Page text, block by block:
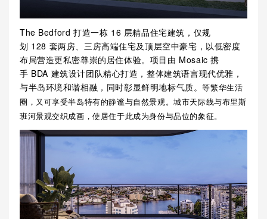
The Bedford打造一栋 16 层精品住宅建筑，仅规
划 128 套两房、三房高端住宅及顶层空中豪宅，以低密度
布局营造更私密尊崇的居住体验。项目由 Mosaic携
手 BDA 建筑设计团队精心打造，整体建筑语言现代优雅，
与半岛环境和谐相融，同时彰显鲜明地标气质。等繁华生活
圈，又可享受半岛特有的静谧与自然景观。城市天际线与布里斯
班河景观交织成画，使居住于此成为身份与品位的象征。